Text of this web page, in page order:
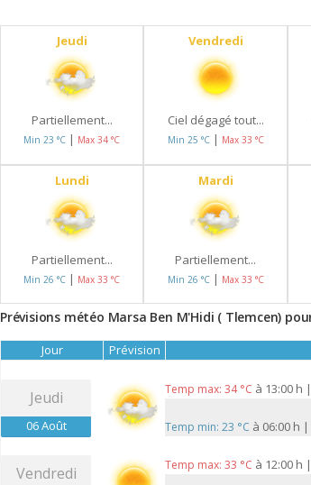
Jeudi
Partiellement...
Min 23 °C | Max 34 °C
Vendredi
Ciel dégagé tout...
Min 25 °C | Max 33 °C
Lundi
Partiellement...
Min 26 °C | Max 33 °C
Mardi
Partiellement...
Min 26 °C | Max 33 °C
Prévisions météo Marsa Ben M'Hidi ( Tlemcen)
Jour Prévision
Jeudi
06 Août
Temp max: 34 °C à 13:00 h
Temp min: 23 °C à 06:00 h
Vendredi Temp max: 33 °C à 12:00 h